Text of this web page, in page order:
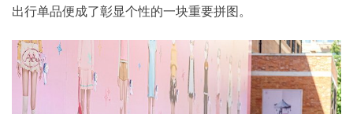
出行单品便成了彰显个性的一块重要拼图。